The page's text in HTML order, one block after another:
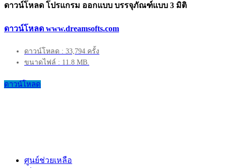
ดาวน์โหลด โปรแกรม ออกแบบ บรรจุภัณฑ์แบบ 3 มิติ
ดาวน์โหลด www.dreamsofts.com
ดาวน์โหลด : 33,794 ครั้ง
ขนาดไฟล์ : 11.8 MB.
ดาวน์โหลด
ศูนย์ช่วยเหลือ